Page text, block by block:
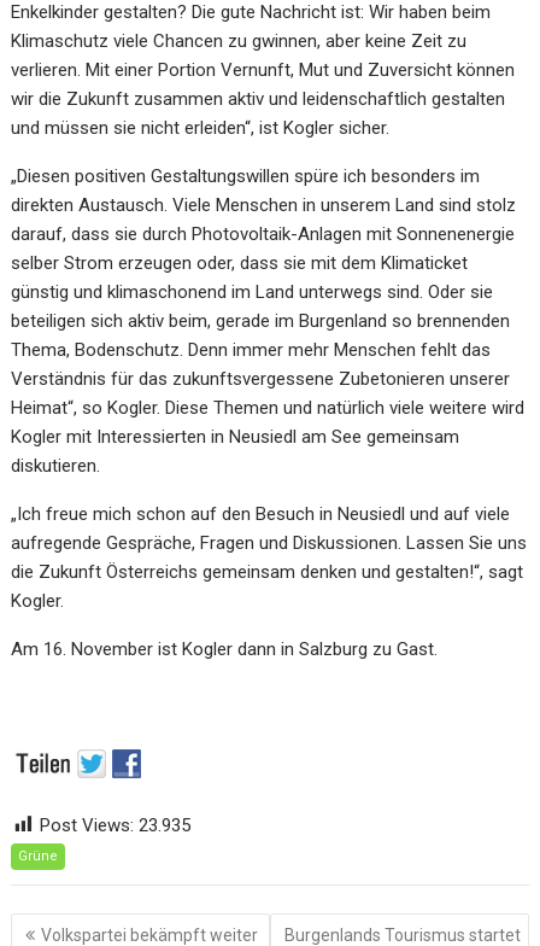
Enkelkinder gestalten? Die gute Nachricht ist: Wir haben beim
Klimaschutz viele Chancen zu gwinnen, aber keine Zeit zu
verlieren. Mit einer Portion Vernunft, Mut und Zuversicht können
wir die Zukunft zusammen aktiv und leidenschaftlich gestalten
und müssen sie nicht erleiden“, ist Kogler sicher.
„Diesen positiven Gestaltungswillen spüre ich besonders im
direkten Austausch. Viele Menschen in unserem Land sind stolz
darauf, dass sie durch Photovoltaik-Anlagen mit Sonnenenergie
selber Strom erzeugen oder, dass sie mit dem Klimaticket
günstig und klimaschonend im Land unterwegs sind. Oder sie
beteiligen sich aktiv beim, gerade im Burgenland so brennenden
Thema, Bodenschutz. Denn immer mehr Menschen fehlt das
Verständnis für das zukunftsvergessene Zubetonieren unserer
Heimat“, so Kogler. Diese Themen und natürlich viele weitere wird
Kogler mit Interessierten in Neusiedl am See gemeinsam
diskutieren.
„Ich freue mich schon auf den Besuch in Neusiedl und auf viele
aufregende Gespräche, Fragen und Diskussionen. Lassen Sie uns
die Zukunft Österreichs gemeinsam denken und gestalten!“, sagt
Kogler.
Am 16. November ist Kogler dann in Salzburg zu Gast.
Post Views: 23.935
Grüne
Beitragsnavigation
Volkspartei bekämpft weiter
Burgenlands Tourismus startet